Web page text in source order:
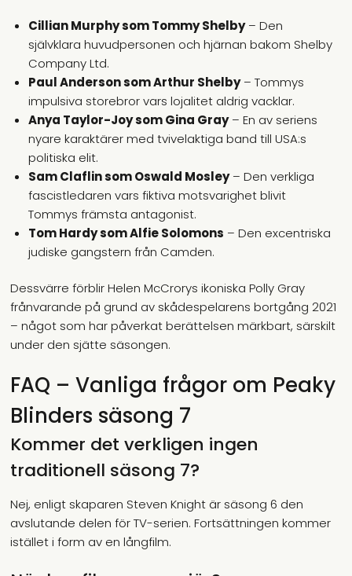
Cillian Murphy som Tommy Shelby– Den
självklara huvudpersonen och hjärnan bakom Shelby
Company Ltd.
Paul Anderson som Arthur Shelby– Tommys
impulsiva storebror vars lojalitet aldrig vacklar.
Anya Taylor-Joy som Gina Gray– En av seriens
nyare karaktärer med tvivelaktiga band till USA:s
politiska elit.
Sam Claflin som Oswald Mosley– Den verkliga
fascistledaren vars fiktiva motsvarighet blivit
Tommys främsta antagonist.
Tom Hardy som Alfie Solomons – Den excentriska
judiske gangstern från Camden.
Dessvärre förblir Helen McCrorys ikoniska Polly Gray
frånvarande på grund av skådespelarens bortgång 2021
– något som har påverkat berättelsen märkbart, särskilt
under den sjätte säsongen.
FAQ – Vanliga frågor om Peaky
Blinders säsong 7
Kommer det verkligen ingen
traditionell säsong 7?
Nej, enligt skaparen Steven Knight är säsong 6 den
avslutande delen för TV-serien. Fortsättningen kommer
istället i form av en långfilm.